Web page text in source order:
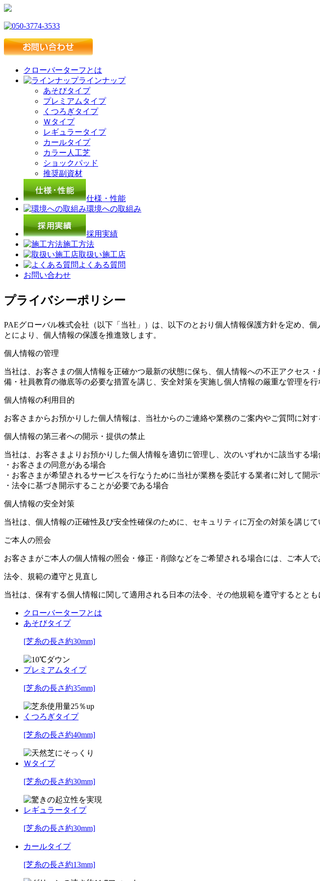
クローバーターフとは
ラインナップ
あそびタイプ
プレミアムタイプ
くつろぎタイプ
Ｗタイプ
レギュラータイプ
カールタイプ
カラー人工芝
ショックパッド
推奨副資材
仕様・性能
環境への取組み
採用実績
施工方法
取扱い施工店
よくある質問
お問い合わせ
プライバシーポリシー
PAEグローバル株式会社（以下「当社」）は、以下のとおり個人情報保護方針を定め、
とにより、個人情報の保護を推進致します。
個人情報の管理
当社は、お客さまの個人情報を正確かつ最新の状態に保ち、個人情報への不正アクセス
備・社員教育の徹底等の必要な措置を講じ、安全対策を実施し個人情報の厳重な管理を行
個人情報の利用目的
お客さまからお預かりした個人情報は、当社からのご連絡や業務のご案内やご質問に対
個人情報の第三者への開示・提供の禁止
当社は、お客さまよりお預かりした個人情報を適切に管理し、次のいずれかに該当する
・お客さまの同意がある場合
・お客さまが希望されるサービスを行なうために当社が業務を委託する業者に対して開示
・法令に基づき開示することが必要である場合
個人情報の安全対策
当社は、個人情報の正確性及び安全性確保のために、セキュリティに万全の対策を講じて
ご本人の照会
お客さまがご本人の個人情報の照会・修正・削除などをご希望される場合には、ご本人
法令、規範の遵守と見直し
当社は、保有する個人情報に関して適用される日本の法令、その他規範を遵守するとと
クローバーターフとは
あそびタイプ
[芝糸の長さ約30mm]
プレミアムタイプ
[芝糸の長さ約35mm]
くつろぎタイプ
[芝糸の長さ約40mm]
Ｗタイプ
[芝糸の長さ約30mm]
レギュラータイプ
[芝糸の長さ約30mm]
カールタイプ
[芝糸の長さ約13mm]